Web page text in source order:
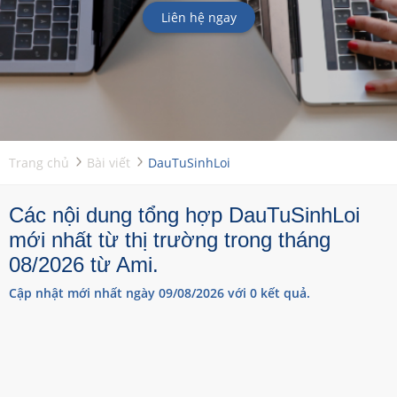
Liên hệ ngay
Trang chủ Bài viết DauTuSinhLoi
Các nội dung tổng hợp DauTuSinhLoi
mới nhất từ thị trường trong tháng
08/2026 từ Ami.
Cập nhật mới nhất ngày 09/08/2026 với 0 kết quả.